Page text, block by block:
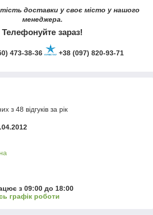
доставки у своє місто у нашого
менеджера.
Телефонуйте зараз!
473-38-36 +38 (097) 820-93-71
з 48 відгуків за рік
з 09:00 до 18:00
графік роботи